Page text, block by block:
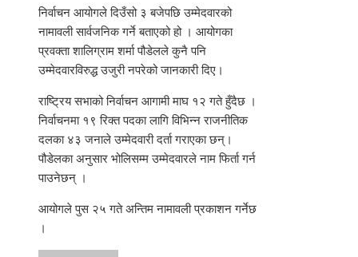
निर्वाचन आयोगले दिउँसो ३ बजेपछि उम्मेदवारको
नामावली सार्वजनिक गर्ने बताएको हो । आयोगका
प्रवक्ता शालिग्राम शर्मा पौडेलले कुनै पनि
उम्मेदवारविरुद्ध उजुरी नपरेको जानकारी दिए।
राष्ट्रिय सभाको निर्वाचन आगामी माघ १२ गते हुँदैछ ।
निर्वाचनमा १९ रिक्त पदका लागि विभिन्न राजनीतिक
दलका ४३ जनाले उम्मेदवारी दर्ता गराएका छन्।
पौडेलका अनुसार भोलिसम्म उम्मेदवारले नाम फिर्ता गर्न
पाउनेछन् ।
आयोगले पुस २५ गते अन्तिम नामावली प्रकाशन गर्नेछ
।